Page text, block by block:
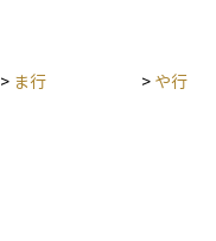
> ま行 > や行